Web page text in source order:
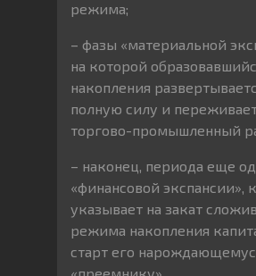
режима;
– фазы «материальной
на которой
накопления
полную силу и
торгово-промышленный
– наконец, периода еще
«финансовой экспансии»,
указывает на закат
режима накопления
старт его